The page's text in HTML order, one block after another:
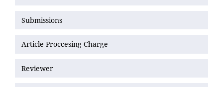
Submissions
Article Proccesing Charge
Reviewer